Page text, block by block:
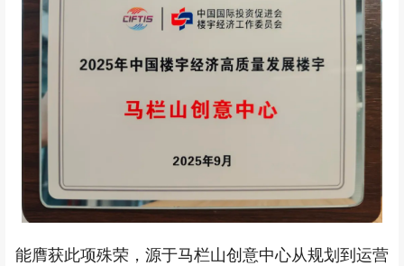
能膺获此项殊荣，源于马栏山创意中心从规划到运营